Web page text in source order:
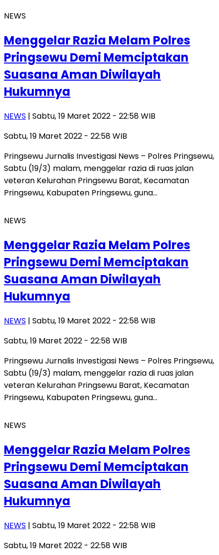
NEWS
Menggelar Razia Melam Polres
Pringsewu Demi Memciptakan
Suasana Aman Diwilayah
Hukumnya
NEWS | Sabtu, 19 Maret 2022 - 22:58 WIB
Sabtu, 19 Maret 2022 - 22:58 WIB
Pringsewu Jurnalis Investigasi News – Polres Pringsewu,
Sabtu (19/3) malam, menggelar razia di ruas jalan
veteran Kelurahan Pringsewu Barat, Kecamatan
Pringsewu, Kabupaten Pringsewu, guna…
NEWS
Menggelar Razia Melam Polres
Pringsewu Demi Memciptakan
Suasana Aman Diwilayah
Hukumnya
NEWS | Sabtu, 19 Maret 2022 - 22:58 WIB
Sabtu, 19 Maret 2022 - 22:58 WIB
Pringsewu Jurnalis Investigasi News – Polres Pringsewu,
Sabtu (19/3) malam, menggelar razia di ruas jalan
veteran Kelurahan Pringsewu Barat, Kecamatan
Pringsewu, Kabupaten Pringsewu, guna…
NEWS
Menggelar Razia Melam Polres
Pringsewu Demi Memciptakan
Suasana Aman Diwilayah
Hukumnya
NEWS | Sabtu, 19 Maret 2022 - 22:58 WIB
Sabtu, 19 Maret 2022 - 22:58 WIB